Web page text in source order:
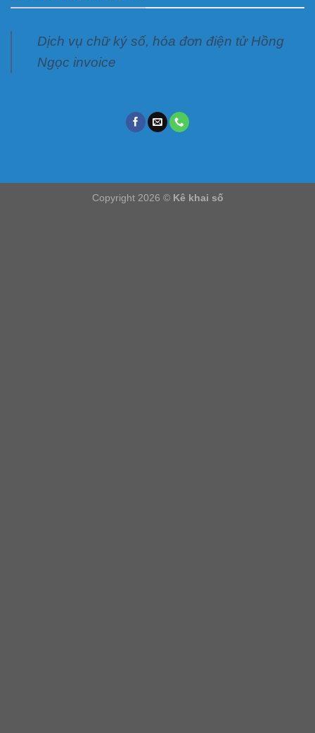
Dịch vụ chữ ký số, hóa đơn điện tử Hồng
Ngọc invoice
Copyright 2026 © Kê khai số